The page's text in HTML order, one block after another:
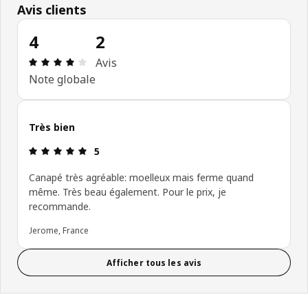
Avis clients
4
Avis: 4 sur 5 étoiles Nombre total d'avis: 2
Note globale
2
Avis
Très bien
Avis: 5 sur 5 étoiles
5
Canapé très agréable: moelleux mais ferme quand
même. Très beau également. Pour le prix, je
recommande.
Jerome, France
Afficher tous les avis